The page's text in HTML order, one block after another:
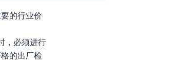
的行业价
，必须进行
的出厂检